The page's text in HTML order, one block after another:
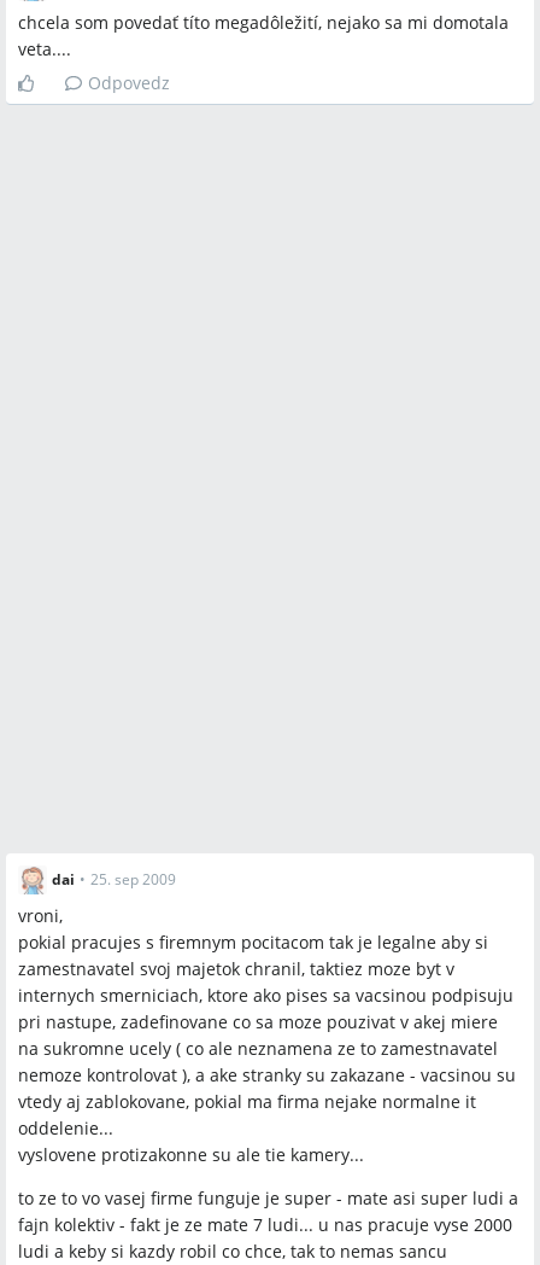
chcela som povedať títo megadôležití, nejako sa mi domotala
veta....
Odpovedz
dai • 25. sep 2009
vroni,
pokial pracujes s firemnym pocitacom tak je legalne aby si
zamestnavatel svoj majetok chranil, taktiez moze byt v
internych smerniciach, ktore ako pises sa vacsinou podpisuju
pri nastupe, zadefinovane co sa moze pouzivat v akej miere
na sukromne ucely ( co ale neznamena ze to zamestnavatel
nemoze kontrolovat ), a ake stranky su zakazane - vacsinou su
vtedy aj zablokovane, pokial ma firma nejake normalne it
oddelenie...
vyslovene protizakonne su ale tie kamery...
to ze to vo vasej firme funguje je super - mate asi super ludi a
fajn kolektiv - fakt je ze mate 7 ludi... u nas pracuje vyse 2000
ludi a keby si kazdy robil co chce, tak to nemas sancu